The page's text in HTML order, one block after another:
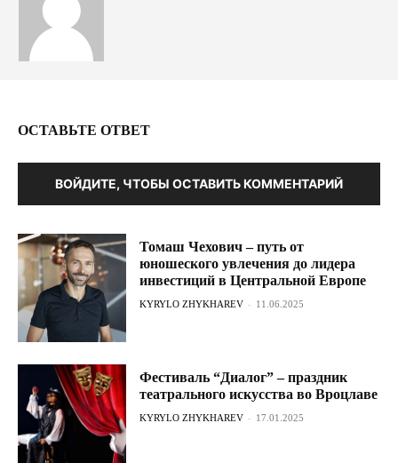
ОСТАВЬТЕ ОТВЕТ
ВОЙДИТЕ, ЧТОБЫ ОСТАВИТЬ КОММЕНТАРИЙ
Томаш Чехович – путь от
юношеского увлечения до лидера
инвестиций в Центральной Европе
KYRYLO ZHYKHAREV - 11.06.2025
Фестиваль “Диалог” – праздник
театрального искусства во Вроцлаве
KYRYLO ZHYKHAREV - 17.01.2025